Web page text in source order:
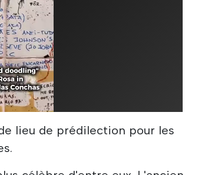
lieu de prédilection pour les